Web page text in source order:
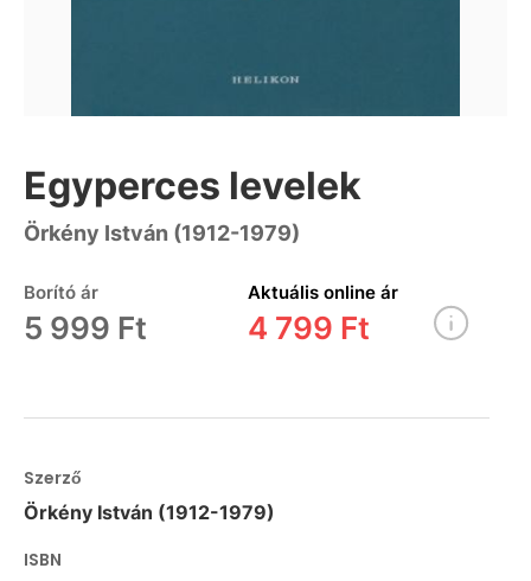
Egyperces levelek
Örkény István (1912-1979)
Borító ár
5 999 Ft
Aktuális online ár
4 799 Ft
Szerző
Örkény István (1912-1979)
ISBN